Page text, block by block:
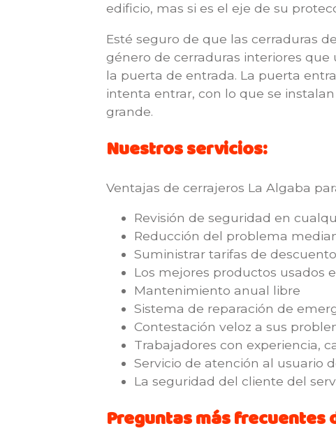
edificio, mas si es el eje de su
Esté seguro de que las cerraduras
género de cerraduras interiores
la puerta de entrada. La puerta
intenta entrar, con lo que se
grande.
Nuestros servicios:
Ventajas de cerrajeros La Algaba
Revisión de seguridad en
Reducción del problema
Suministrar tarifas de
Los mejores productos usados
Mantenimiento anual libre
Sistema de reparación de
Contestación veloz a sus
Trabajadores con experiencia,
Servicio de atención al usuario
La seguridad del cliente del
Preguntas más frecuentes